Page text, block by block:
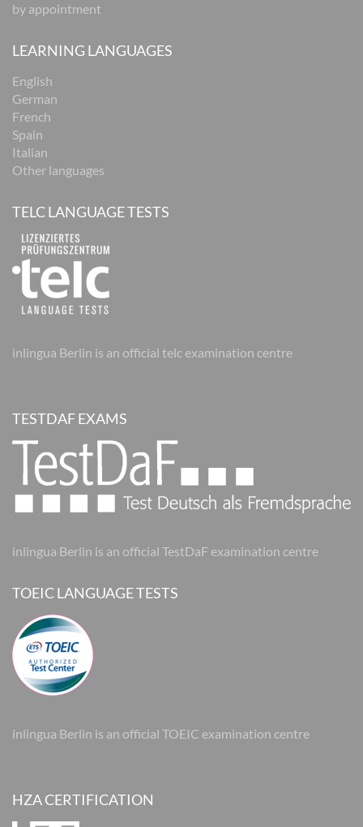
by appointment
LEARNING LANGUAGES
English
German
French
Spain
Italian
Other languages
TELC LANGUAGE TESTS
inlingua Berlin is an official telc examination centre
TESTDAF EXAMS
inlingua Berlin is an official TestDaF examination centre
TOEIC LANGUAGE TESTS
inlingua Berlin is an official TOEIC examination centre
HZA CERTIFICATION